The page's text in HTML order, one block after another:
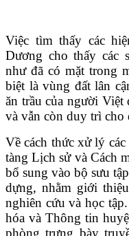
Việc tìm thấy các
Dương cho thấy các
như đã có mặt trong
biệt là vùng đất lân
ăn trầu của người Việt
và vẫn còn duy trì cho
Về cách thức xử lý
tàng Lịch sử và Cách
bổ sung vào bộ sưu
dựng, nhằm giới
nghiên cứu và học
hóa và Thông tin
phòng trưng bày